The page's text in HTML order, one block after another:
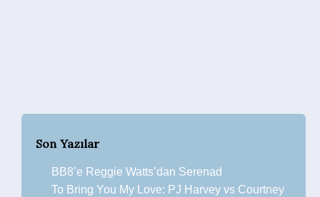
Son Yazılar
BB8’e Reggie Watts’dan Serenad
To Bring You My Love: PJ Harvey vs Courtney